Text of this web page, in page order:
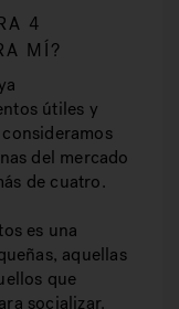
4
MÍ?
útiles y
del mercado
de cuatro.
es una
aquellas
que
socializar.